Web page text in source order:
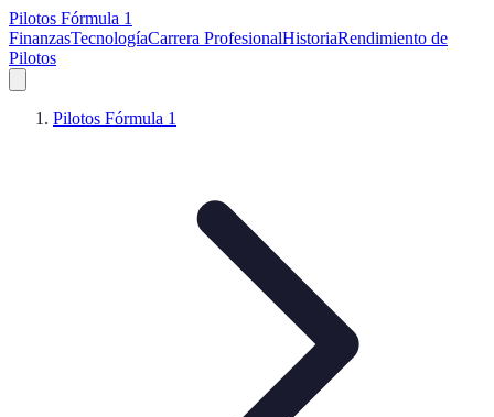
Pilotos Fórmula 1
FinanzasTecnologíaCarrera ProfesionalHistoriaRendimiento de
Pilotos
Pilotos Fórmula 1